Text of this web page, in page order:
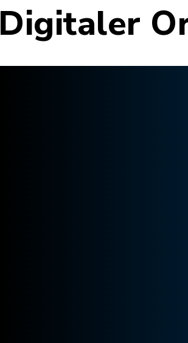
Digitaler